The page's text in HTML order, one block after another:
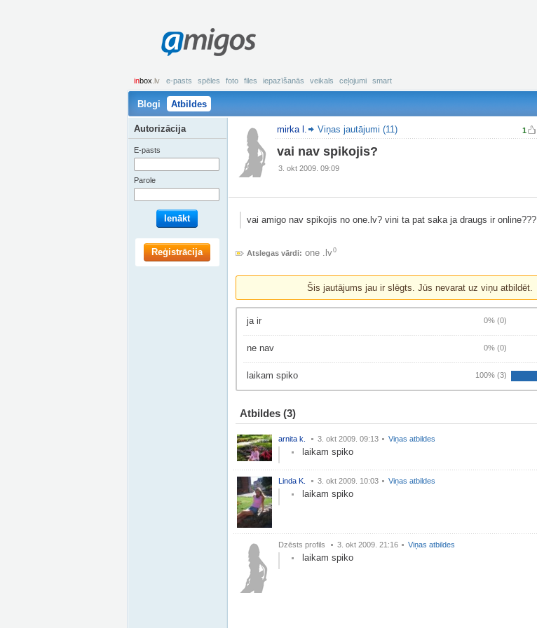
amigos
inbox .lv e-pasts spēles foto files iepazīšanās veikals ceļojumi smart
Blogi Atbildes
1
mirka l. Viņas jautājumi (11)
vai nav spikojis?
3. okt 2009. 09:09
vai amigo nav spikojis no one.lv? vini ta pat saka ja draugs ir online???
Atslegas vārdi: one .lv0
Šis jautājums jau ir slēgts. Jūs nevarat uz viņu atbildēt.
ja ir 0% (0)
ne nav 0% (0)
laikam spiko 100% (3)
Atbildes (3)
arnita k. 3. okt 2009. 09:13 Viņas atbildes
laikam spiko
Linda K. 3. okt 2009. 10:03 Viņas atbildes
laikam spiko
Dzēsts profils 3. okt 2009. 21:16 Viņas atbildes
laikam spiko
Autorizācija
E-pasts
Parole
Ienākt
Reģistrācija